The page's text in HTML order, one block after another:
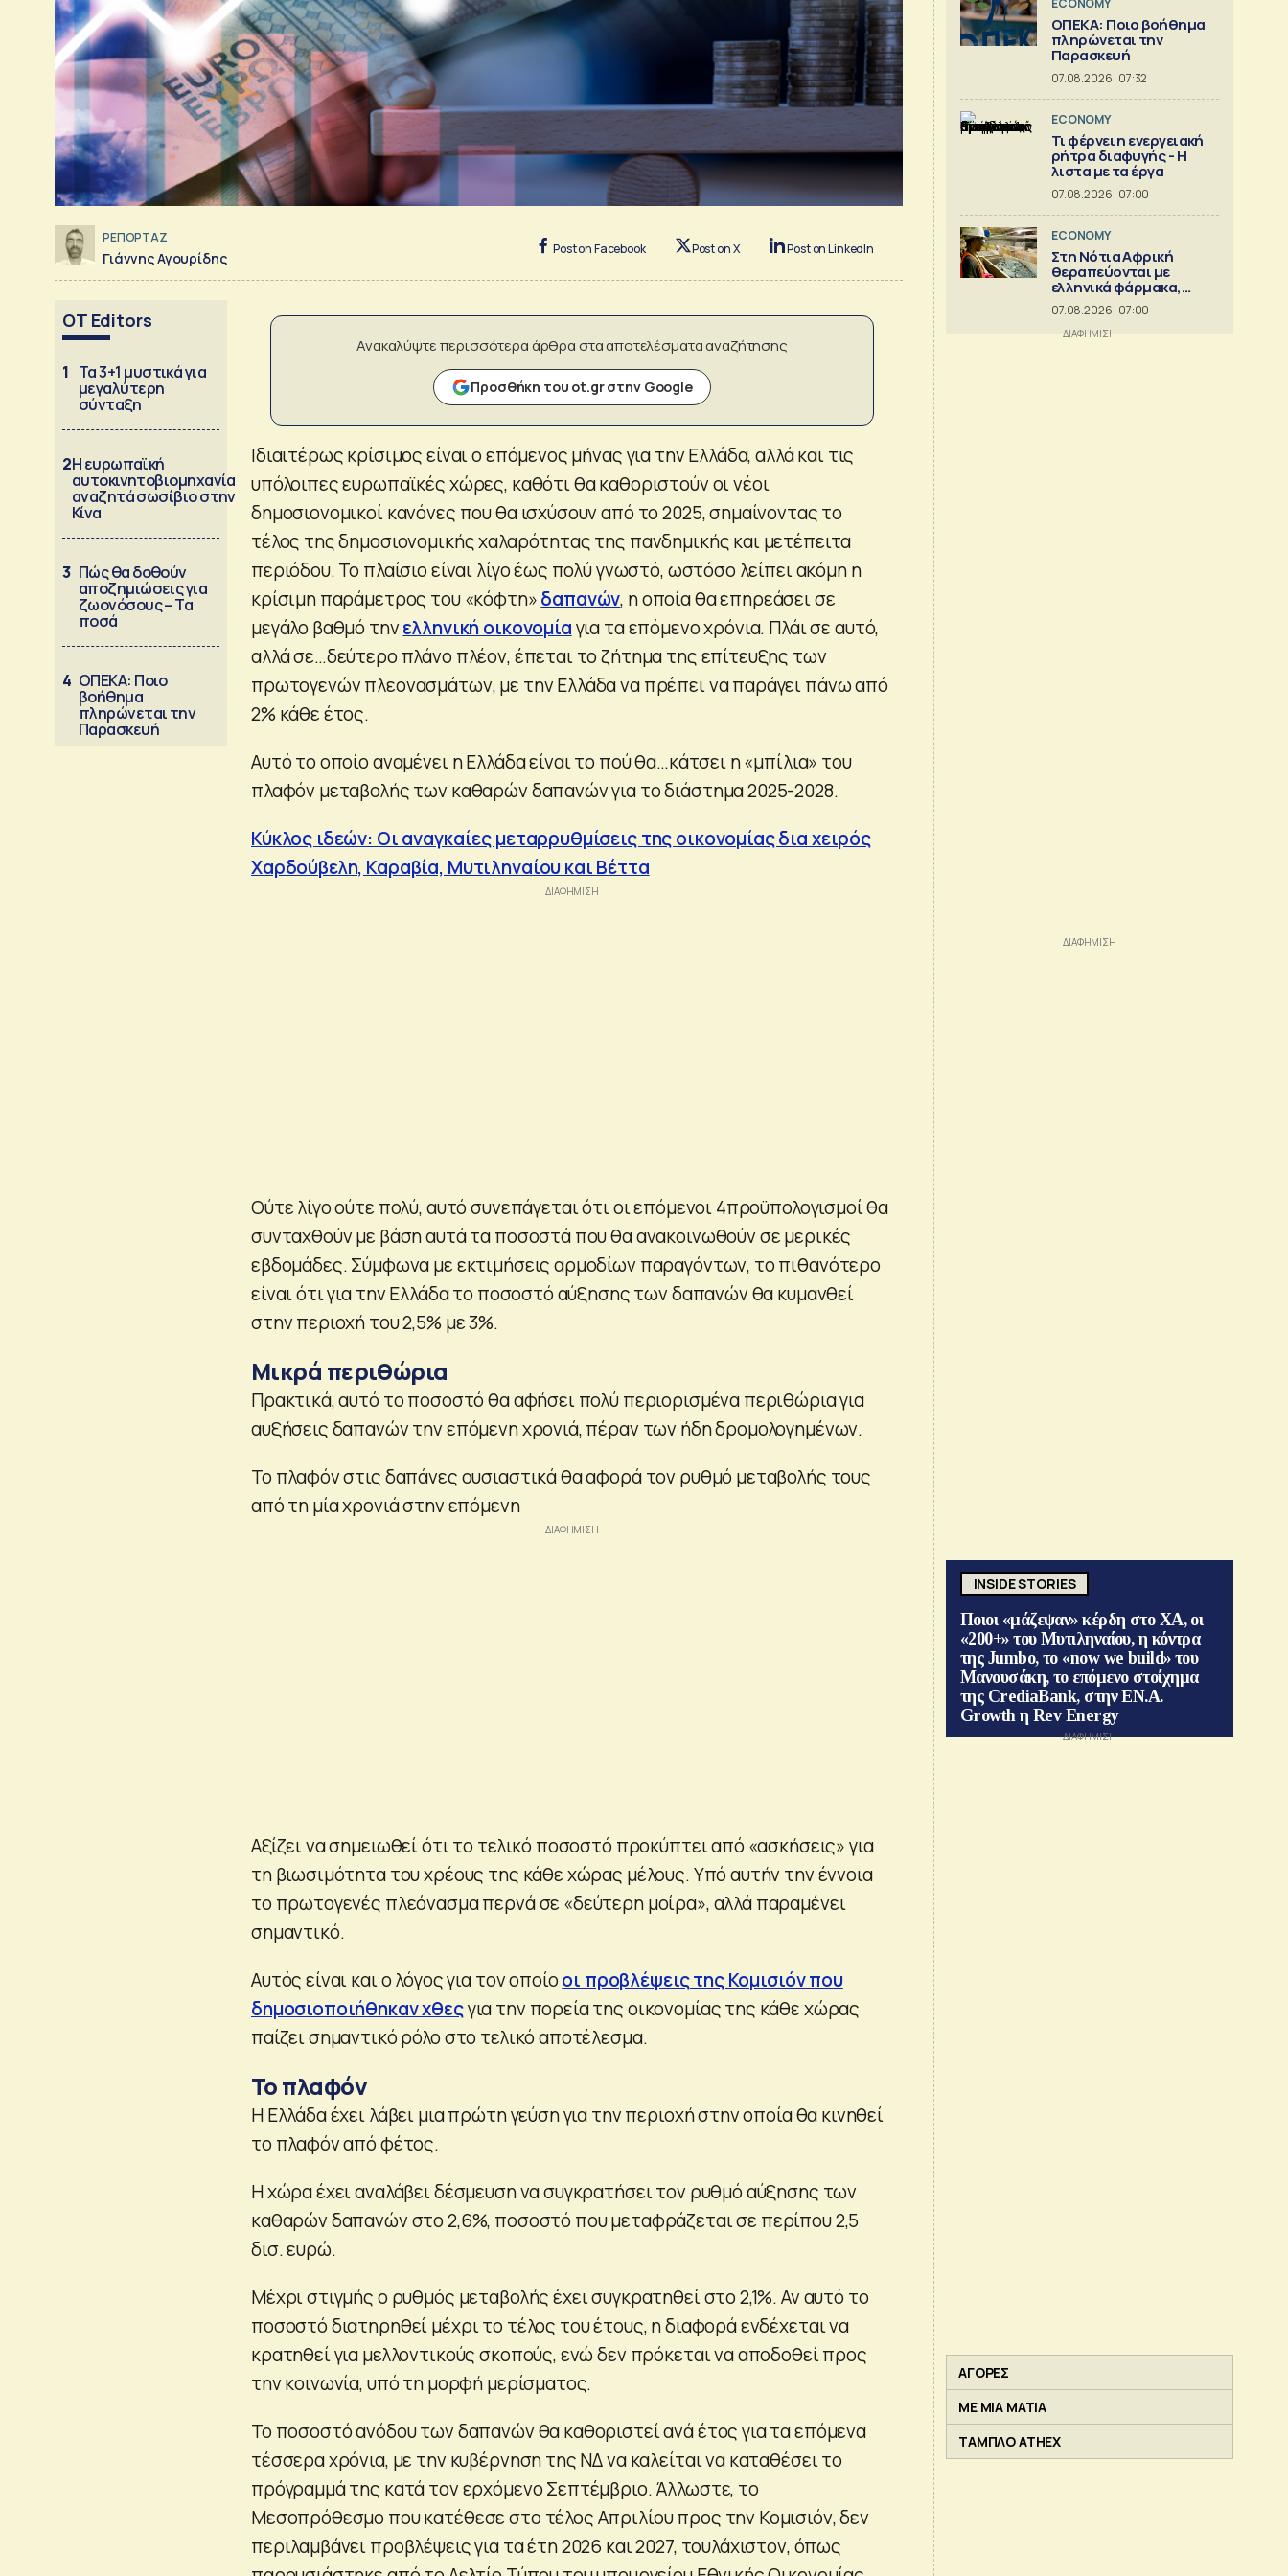
ΡΕΠΟΡΤΑΖ
Γιάννης Αγουρίδης
Post on Facebook Post on X Post on LinkedIn
OT Editors
1 Τα 3+1 μυστικά για
μεγαλύτερη
σύνταξη
2Η ευρωπαϊκή
αυτοκινητοβιομηχανία
αναζητά σωσίβιο στην
Κίνα
3 Πώς θα δοθούν
αποζημιώσεις για
ζωονόσους – Τα
ποσά
4 ΟΠΕΚΑ: Ποιο
βοήθημα
πληρώνεται την
Παρασκευή
Ανακαλύψτε περισσότερα άρθρα στα αποτελέσματα αναζήτησης
Προσθήκη του ot.gr στην Google
Ιδιαιτέρως κρίσιμος είναι ο επόμενος μήνας για την Ελλάδα, αλλά και τις
υπόλοιπες ευρωπαϊκές χώρες, καθότι θα καθοριστούν οι νέοι
δημοσιονομικοί κανόνες που θα ισχύσουν από το 2025, σημαίνοντας το
τέλος της δημοσιονομικής χαλαρότητας της πανδημικής και μετέπειτα
περιόδου. Το πλαίσιο είναι λίγο έως πολύ γνωστό, ωστόσο λείπει ακόμη η
κρίσιμη παράμετρος του «κόφτη»δαπανών, η οποία θα επηρεάσει σε
μεγάλο βαθμό τηνελληνική οικονομίαγια τα επόμενο χρόνια. Πλάι σε αυτό,
αλλά σε…δεύτερο πλάνο πλέον, έπεται το ζήτημα της επίτευξης των
πρωτογενών πλεονασμάτων, με την Ελλάδα να πρέπει να παράγει πάνω από
2% κάθε έτος.
Αυτό το οποίο αναμένει η Ελλάδα είναι το πού θα…κάτσει η «μπίλια» του
πλαφόν μεταβολής των καθαρών δαπανών για το διάστημα 2025-2028.
Κύκλος ιδεών: Οι αναγκαίες μεταρρυθμίσεις της οικονομίας δια χειρός
Χαρδούβελη, Καραβία, Μυτιληναίου και Βέττα
Ούτε λίγο ούτε πολύ, αυτό συνεπάγεται ότι οι επόμενοι 4προϋπολογισμοί θα
συνταχθούν με βάση αυτά τα ποσοστά που θα ανακοινωθούν σε μερικές
εβδομάδες. Σύμφωνα με εκτιμήσεις αρμοδίων παραγόντων, το πιθανότερο
είναι ότι για την Ελλάδα το ποσοστό αύξησης των δαπανών θα κυμανθεί
στην περιοχή του 2,5% με 3%.
Μικρά περιθώρια
Πρακτικά, αυτό το ποσοστό θα αφήσει πολύ περιορισμένα περιθώρια για
αυξήσεις δαπανών την επόμενη χρονιά, πέραν των ήδη δρομολογημένων.
Το πλαφόν στις δαπάνες ουσιαστικά θα αφορά τον ρυθμό μεταβολής τους
από τη μία χρονιά στην επόμενη
Αξίζει να σημειωθεί ότι το τελικό ποσοστό προκύπτει από «ασκήσεις» για
τη βιωσιμότητα του χρέους της κάθε χώρας μέλους. Υπό αυτήν την έννοια
το πρωτογενές πλεόνασμα περνά σε «δεύτερη μοίρα», αλλά παραμένει
σημαντικό.
Αυτός είναι και ο λόγος για τον οποίοοι προβλέψεις της Κομισιόν που
δημοσιοποιήθηκαν χθεςγια την πορεία της οικονομίας της κάθε χώρας
παίζει σημαντικό ρόλο στο τελικό αποτέλεσμα.
Το πλαφόν
Η Ελλάδα έχει λάβει μια πρώτη γεύση για την περιοχή στην οποία θα κινηθεί
το πλαφόν από φέτος.
Η χώρα έχει αναλάβει δέσμευση να συγκρατήσει τον ρυθμό αύξησης των
καθαρών δαπανών στο 2,6%, ποσοστό που μεταφράζεται σε περίπου 2,5
δισ. ευρώ.
Μέχρι στιγμής ο ρυθμός μεταβολής έχει συγκρατηθεί στο 2,1%. Αν αυτό το
ποσοστό διατηρηθεί μέχρι το τέλος του έτους, η διαφορά ενδέχεται να
κρατηθεί για μελλοντικούς σκοπούς, ενώ δεν πρόκεται να αποδοθεί προς
την κοινωνία, υπό τη μορφή μερίσματος.
Το ποσοστό ανόδου των δαπανών θα καθοριστεί ανά έτος για τα επόμενα
τέσσερα χρόνια, με την κυβέρνηση της ΝΔ να καλείται να καταθέσει το
πρόγραμμά της κατά τον ερχόμενο Σεπτέμβριο. Άλλωστε, το
Μεσοπρόθεσμο που κατέθεσε στο τέλος Απριλίου προς την Κομισιόν, δεν
περιλαμβάνει προβλέψεις για τα έτη 2026 και 2027, τουλάχιστον, όπως
ECONOMY
ΟΠΕΚΑ: Ποιο βοήθημα
πληρώνεται την
Παρασκευή
07.08.2026 | 07:32
ECONOMY
Τι φέρνει η ενεργειακή
ρήτρα διαφυγής - Η
λιστα με τα έργα
07.08.2026 | 07:00
ECONOMY
Στη Νότια Αφρική
θεραπεύονται με
ελληνικά φάρμακα,
στέλνουν αργίλιο
07.08.2026 | 07:00
INSIDE STORIES
Ποιοι «μάζεψαν» κέρδη στο ΧΑ, οι
«200+» του Μυτιληναίου, η κόντρα
της Jumbo, το «now we build» του
Μανουσάκη, το επόμενο στοίχημα
της CrediaBank, στην ΕΝ.Α.
Growth η Rev Energy
ΑΓΟΡΕΣ
ΜΕ ΜΙΑ ΜΑΤΙΑ
ΤΑΜΠΛΟ ATHEX